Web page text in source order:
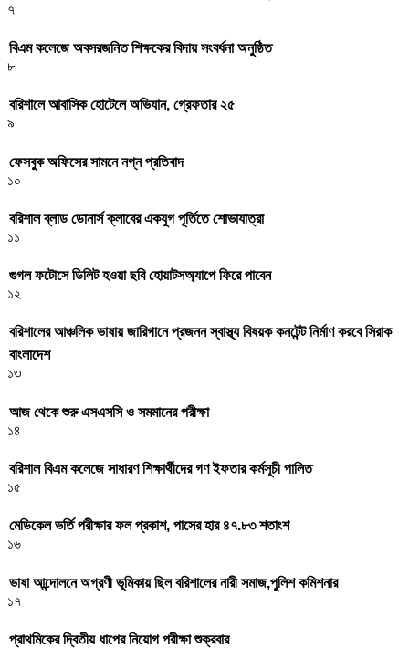
৭
বিএম কলেজে অবসরজনিত শিক্ষকের বিদায় সংবর্ধনা অনুষ্ঠিত
৮
বরিশালে আবাসিক হোটেলে অভিযান, গ্রেফতার ২৫
৯
ফেসবুক অফিসের সামনে নগ্ন প্রতিবাদ
১০
বরিশাল ব্লাড ডোনার্স ক্লাবের একযুগ পূর্তিতে শোভাযাত্রা
১১
গুগল ফটোসে ডিলিট হওয়া ছবি হোয়াটসঅ্যাপে ফিরে পাবেন
১২
বরিশালের আঞ্চলিক ভাষায় জারিগানে প্রজনন স্বাস্থ্য বিষয়ক কনটেন্ট নির্মাণ করবে সিরাক
বাংলাদেশ
১৩
আজ থেকে শুরু এসএসসি ও সমমানের পরীক্ষা
১৪
বরিশাল বিএম কলেজে সাধারণ শিক্ষার্থীদের গণ ইফতার কর্মসূচী পালিত
১৫
মেডিকেল ভর্তি পরীক্ষার ফল প্রকাশ, পাসের হার ৪৭.৮৩ শতাংশ
১৬
ভাষা আন্দোলনে অগ্রণী ভূমিকায় ছিল বরিশালের নারী সমাজ,পুলিশ কমিশনার
১৭
প্রাথমিকের দ্বিতীয় ধাপের নিয়োগ পরীক্ষা শুক্রবার